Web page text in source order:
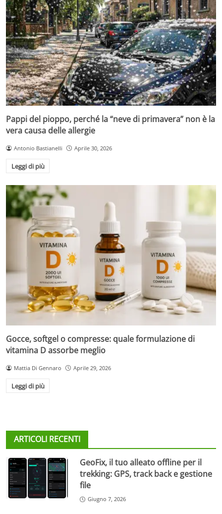
Pappi del pioppo, perché la “neve di primavera” non è la
vera causa delle allergie
Antonio Bastianelli Aprile 30, 2026
Leggi di più
Gocce, softgel o compresse: quale formulazione di
vitamina D assorbe meglio
Mattia Di Gennaro Aprile 29, 2026
Leggi di più
ARTICOLI RECENTI
GeoFix, il tuo alleato offline per il
trekking: GPS, track back e gestione
file
Giugno 7, 2026